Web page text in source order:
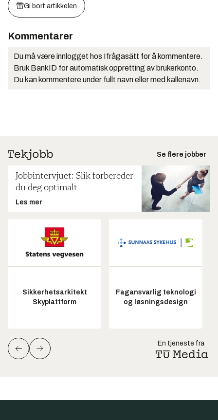
Gi bort artikkelen
Kommentarer
Du må være innlogget hos Ifrågasätt for å kommentere.
Bruk BankID for automatisk oppretting av brukerkonto.
Du kan kommentere under fullt navn eller med kallenavn.
Se flere jobber
Jobbintervjuet: Slik forbereder
du deg optimalt
Les mer
Sikkerhetsarkitekt
Skyplattform
Fagansvarlig teknologi
og løsningsdesign
En tjeneste fra